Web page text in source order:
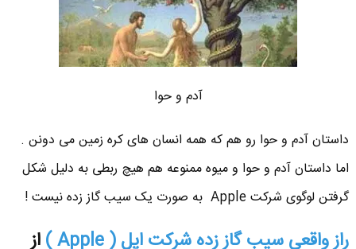
آدم و حوا
داستان آدم و حوا رو هم که همه انسان های کره زمین می دونن .
اما داستان آدم و حوا و میوه ممنوعه هم هیچ ربطی به دلیل شکل
گرفتن لوگوی شرکت Apple به صورت یک سیب گاز زده نیست !
راز واقعی سیب گاز زده شرکت اپل ( Apple )
از